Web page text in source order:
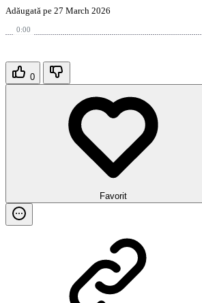
Adăugată pe 27 March 2026
0:00
0
Favorit